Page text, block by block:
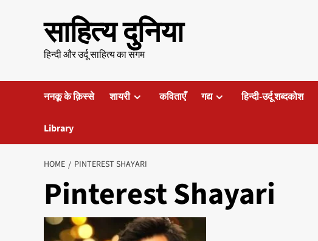
साहित्य दुनिया
हिन्दी और उर्दू साहित्य का संगम
ननकू के क़िस्से शायरी कविताएँ गद्य हिन्दी-उर्दू शब्दकोश
Library
HOME PINTEREST SHAYARI
Pinterest Shayari